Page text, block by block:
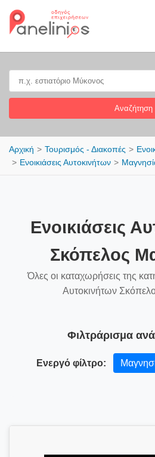
Αναζήτηση
Αρχική Τουρισμός - Διακοπές
Ενοικιάσεις Αυτοκινήτων
Ενοικιάσεις
Σκόπελος
Όλες οι καταχωρήσεις της
Αυτοκινήτων
Φιλτράρισμα
Ενεργό φίλτρο: